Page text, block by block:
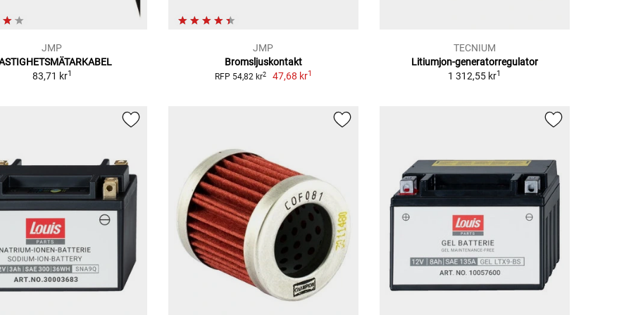
JMP
83,71 kr1
JMP
Bromsljuskontakt
RFP 54,82 kr2 47,68 kr1
TECNIUM
Litiumjon-generatorregulator
1 312,55 kr1